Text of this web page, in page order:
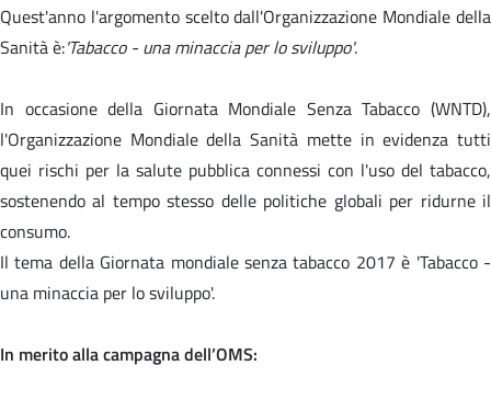
Quest'anno l'argomento scelto dall'Organizzazione Mondiale della
Sanità è:'Tabacco - una minaccia per lo sviluppo'.
In occasione della Giornata Mondiale Senza Tabacco (WNTD),
l'Organizzazione Mondiale della Sanità mette in evidenza tutti
quei rischi per la salute pubblica connessi con l'uso del tabacco,
sostenendo al tempo stesso delle politiche globali per ridurne il
consumo.
Il tema della Giornata mondiale senza tabacco 2017 è 'Tabacco -
una minaccia per lo sviluppo'.
In merito alla campagna dell’OMS: